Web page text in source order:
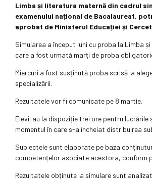
Limba și literatura maternă din cadrul
examenului național de Bacalaureat,
aprobat de Ministerul Educației și
Simularea a început luni cu proba la Limba
care a fost urmată marți de proba
Miercuri a fost susținută proba scrisă la
specializării.
Rezultatele vor fi comunicate pe 8 martie.
Elevii au la dispoziție trei ore pentru lucrările
momentul în care s-a încheiat distribuirea
Subiectele sunt elaborate pe baza
competențelor asociate acestora, conform
Rezultatele obținute la simulare sunt